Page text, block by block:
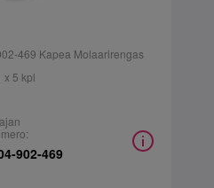
469 Kapea Molaarirengas
x 5 kpl
902-469